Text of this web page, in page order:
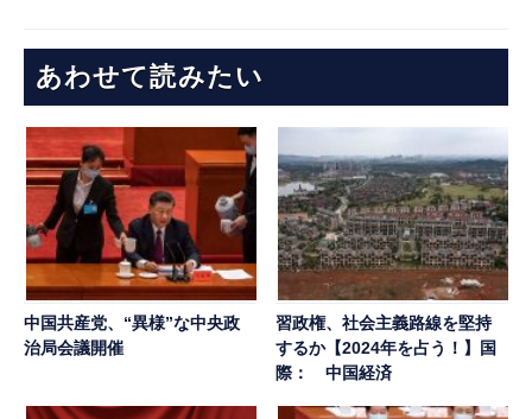
あわせて読みたい
中国共産党、“異様”な中央政
治局会議開催
習政権、社会主義路線を堅持
するか【2024年を占う！】国
際： 中国経済